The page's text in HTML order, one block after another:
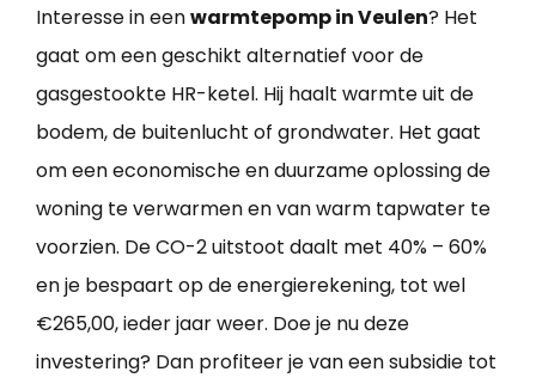
Interesse in eenwarmtepomp in Veulen? Het
gaat om een geschikt alternatief voor de
gasgestookte HR-ketel. Hij haalt warmte uit de
bodem, de buitenlucht of grondwater. Het gaat
om een economische en duurzame oplossing de
woning te verwarmen en van warm tapwater te
voorzien. De CO-2 uitstoot daalt met 40% – 60%
en je bespaart op de energierekening, tot wel
€265,00, ieder jaar weer. Doe je nu deze
investering? Dan profiteer je van een subsidie tot